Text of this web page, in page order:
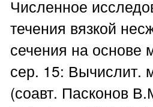
Численное
течения вязкой
сечения на основе
сер. 15: Вычислит.
(соавт. Пасконов